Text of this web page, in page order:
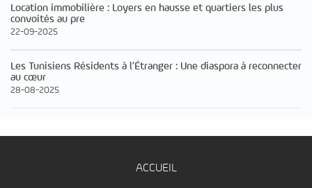
Location immobilière : Loyers en hausse et quartiers les plus
convoités au pre
22-09-2025
Les Tunisiens Résidents à l’Étranger : Une diaspora à reconnecter
au cœur
28-08-2025
ACCUEIL